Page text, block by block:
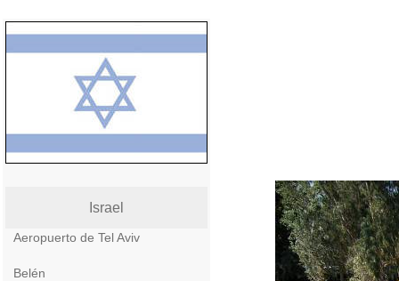
Israel
Aeropuerto de Tel Aviv
Belén